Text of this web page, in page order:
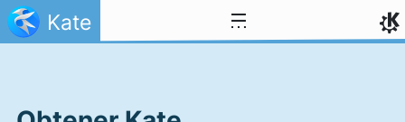
Ir al contenido
Kate